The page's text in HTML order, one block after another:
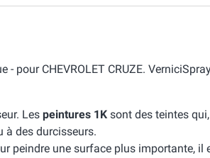
pour CHEVROLET CRUZE.
Les peintures 1K sont des teintes
à des durcisseurs.
peindre une surface plus importante, il